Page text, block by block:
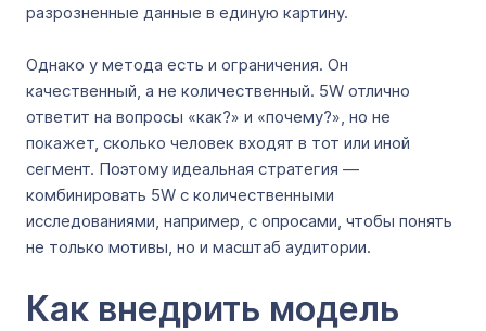
разрозненные данные в единую картину.
Однако у метода есть и ограничения. Он
качественный, а не количественный. 5W отлично
ответит на вопросы «как?» и «почему?», но не
покажет, сколько человек входят в тот или иной
сегмент. Поэтому идеальная стратегия —
комбинировать 5W с количественными
исследованиями, например, с опросами, чтобы понять
не только мотивы, но и масштаб аудитории.
Как внедрить модель